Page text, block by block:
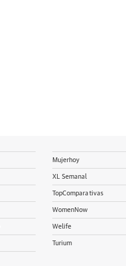
Mujerhoy
XL Semanal
TopComparativas
WomenNow
Welife
Turium